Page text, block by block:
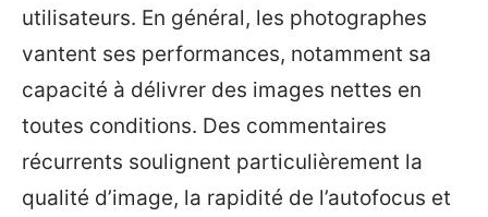
utilisateurs. En général, les photographes
vantent ses performances, notamment sa
capacité à délivrer des images nettes en
toutes conditions. Des commentaires
récurrents soulignent particulièrement la
qualité d’image, la rapidité de l’autofocus et